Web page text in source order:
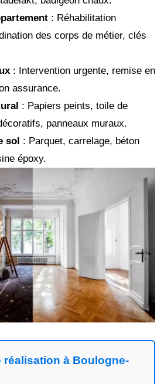
: Réhabilitation
des corps de métier, clés
: Intervention urgente, remise en
assurance.
: Papiers peints, toile de
panneaux muraux.
sol : Parquet, carrelage, béton
époxy.
réalisation à Boulogne-